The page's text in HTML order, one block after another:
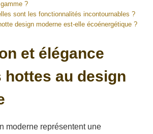
?
sont les fonctionnalités incontournables ?
design moderne est-elle écoénergétique ?
et élégance
hottes au design
moderne représentent une